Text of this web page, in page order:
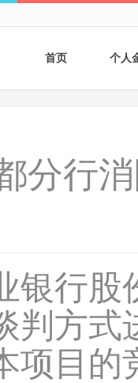
首页 个人
银
分行
银行股
判方式
项目的